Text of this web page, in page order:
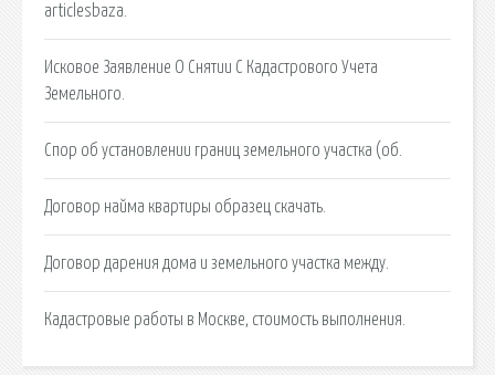
articlesbaza.
Исковое Заявление О Снятии С Кадастрового Учета
Земельного.
Спор об установлении границ земельного участка (об.
Договор найма квартиры образец скачать.
Договор дарения дома и земельного участка между.
Кадастровые работы в Москве, стоимость выполнения.